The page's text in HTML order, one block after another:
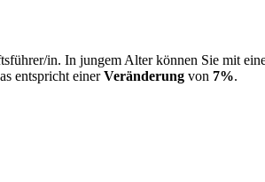
in. In jungem Alter können Sie mit
entspricht einerVeränderung von 7%.